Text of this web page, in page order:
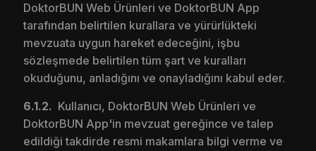
DoktorBUN Web Ürünleri ve DoktorBUN App
tarafından belirtilen kurallara ve yürürlükteki
mevzuata uygun hareket edeceğini, işbu
sözleşmede belirtilen tüm şart ve kuralları
okuduğunu, anladığını ve onayladığını kabul eder.
6.1.2. Kullanıcı, DoktorBUN Web Ürünleri ve
DoktorBUN App'in mevzuat gereğince ve talep
edildiği takdirde resmi makamlara bilgi verme ve